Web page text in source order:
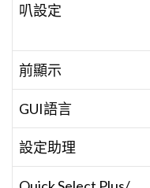
叭設定
前顯示
GUI語言
設定助理